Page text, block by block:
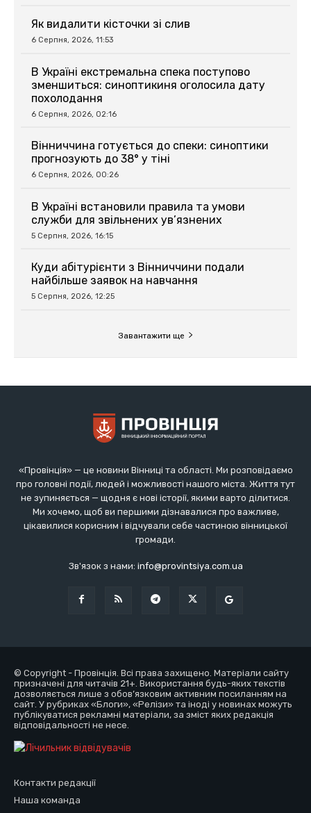
Як видалити кісточки зі слив
6 Серпня, 2026, 11:53
В Україні екстремальна спека поступово
зменшиться: синоптикиня оголосила дату
похолодання
6 Серпня, 2026, 02:16
Вінниччина готується до спеки: синоптики
прогнозують до 38° у тіні
6 Серпня, 2026, 00:26
В Україні встановили правила та умови
служби для звільнених ув’язнених
5 Серпня, 2026, 16:15
Куди абітурієнти з Вінниччини подали
найбільше заявок на навчання
5 Серпня, 2026, 12:25
Завантажити ще
«Провінція» — це новини Вінниці та області. Ми розповідаємо
про головні події, людей і можливості нашого міста. Життя тут
не зупиняється — щодня є нові історії, якими варто ділитися.
Ми хочемо, щоб ви першими дізнавалися про важливе,
цікавилися корисним і відчували себе частиною вінницької
громади.
Зв'язок з нами: info@provintsiya.com.ua
© Copyright - Провінція. Всі права захищено. Матеріали сайту
призначені для читачів 21+. Використання будь-яких текстів
дозволяється лише з обов’язковим активним посиланням на
сайт. У рубриках «Блоги», «Релізи» та іноді у новинах можуть
публікуватися рекламні матеріали, за зміст яких редакція
відповідальності не несе.
Контакти редакції
Наша команда